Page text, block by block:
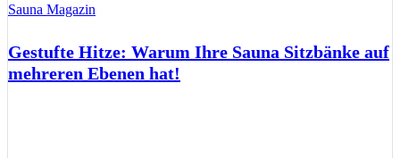
Sauna Magazin
Gestufte Hitze: Warum Ihre Sauna Sitzbänke auf
mehreren Ebenen hat!